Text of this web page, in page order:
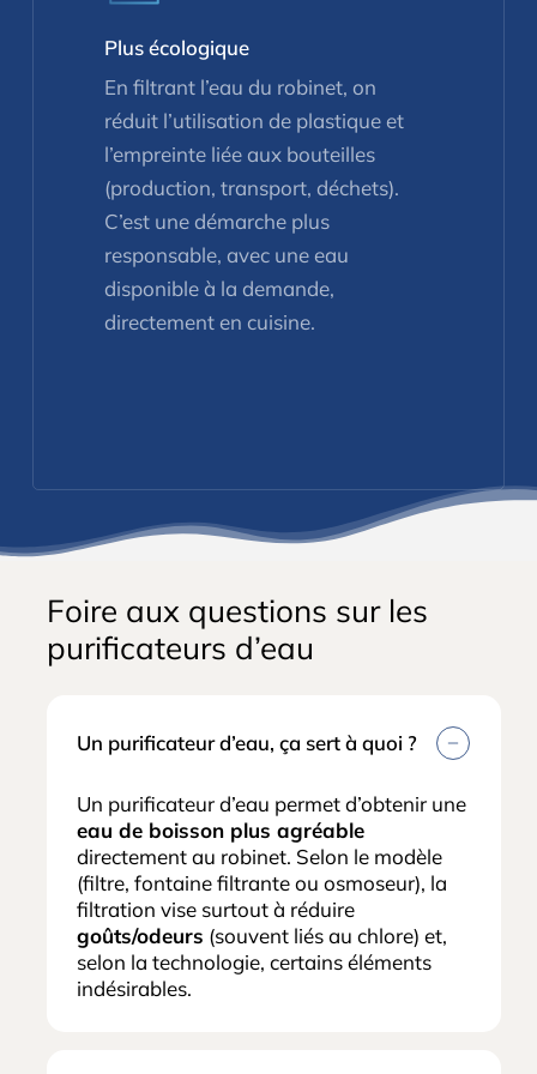
Plus écologique
En filtrant l’eau du robinet, on
réduit l’utilisation de plastique et
l’empreinte liée aux bouteilles
(production, transport, déchets).
C’est une démarche plus
responsable, avec une eau
disponible à la demande,
directement en cuisine.
Foire aux questions sur les
purificateurs d’eau
Un purificateur d’eau, ça sert à quoi ?
Un purificateur d’eau permet d’obtenir une
eau de boisson plus agréable
directement au robinet. Selon le modèle
(filtre, fontaine filtrante ou osmoseur), la
filtration vise surtout à réduire
goûts/odeurs (souvent liés au chlore) et,
selon la technologie, certains éléments
indésirables.